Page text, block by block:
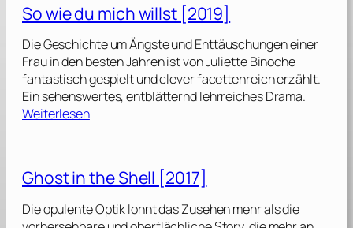
L
i
e
b
e
u
n
n
t
s
So wie du mich willst [2019]
Die Geschichte um Ängste und Enttäuschungen einer
Frau in den besten Jahren ist von Juliette Binoche
fantastisch gespielt und clever facettenreich erzählt.
Ein sehenswertes, entblätternd lehrreiches Drama.
Weiterlesen:
i
d
Ghost in the Shell [2017]
Die opulente Optik lohnt das Zusehen mehr als die